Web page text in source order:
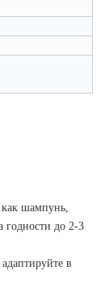
как шампунь,
годности до 2-3
в